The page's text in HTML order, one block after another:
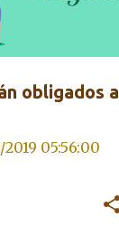
obligados a
2019 05:56:00